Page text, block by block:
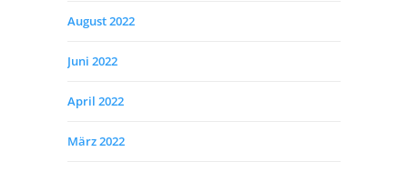
August 2022
Juni 2022
April 2022
März 2022